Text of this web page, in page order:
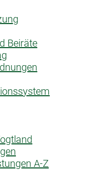
Beiräte
A-Z